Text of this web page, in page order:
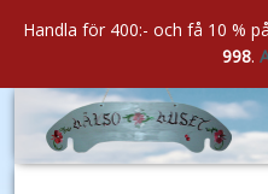
Handla för 400:- och få 10 %
998.